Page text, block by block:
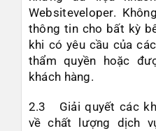
Websiteveloper.
thông tin cho bất kỳ
khi có yêu cầu của
thẩm quyền hoặc
khách hàng.
2.3 Giải quyết các
về chất lượng dịch